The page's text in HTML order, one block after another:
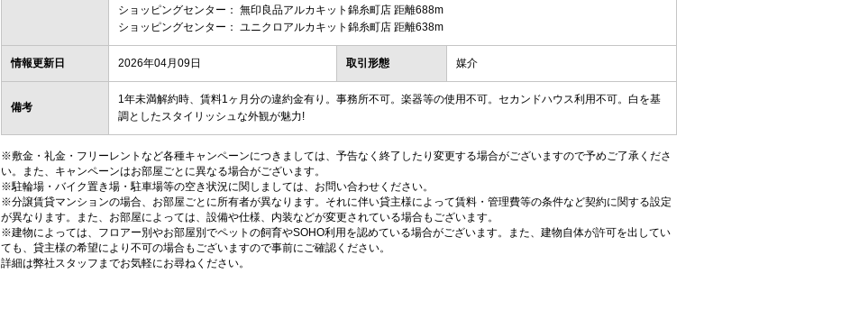
ショッピングセンター： 無印良品アルカキット錦糸町店 距離688m
ショッピングセンター： ユニクロアルカキット錦糸町店 距離638m
情報更新日 2026年04月09日 取引形態 媒介
備考
1年未満解約時、賃料1ヶ月分の違約金有り。事務所不可。楽器等の使用不可。セカンドハウス利用不可。白を基
調としたスタイリッシュな外観が魅力!
※敷金・礼金・フリーレントなど各種キャンペーンにつきましては、予告なく終了したり変更する場合がございますので予めご了承くださ
い。また、キャンペーンはお部屋ごとに異なる場合がございます。
※駐輪場・バイク置き場・駐車場等の空き状況に関しましては、お問い合わせください。
※分譲賃貸マンションの場合、お部屋ごとに所有者が異なります。それに伴い貸主様によって賃料・管理費等の条件など契約に関する設定
が異なります。また、お部屋によっては、設備や仕様、内装などが変更されている場合もございます。
※建物によっては、フロアー別やお部屋別でペットの飼育やSOHO利用を認めている場合がございます。また、建物自体が許可を出してい
ても、貸主様の希望により不可の場合もございますので事前にご確認ください。
詳細は弊社スタッフまでお気軽にお尋ねください。